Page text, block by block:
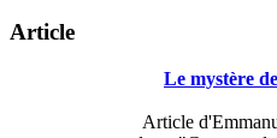
Article
Le mystère
Article